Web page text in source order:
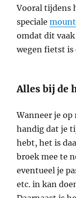
Vooral tijdens
speciale
omdat dit
wegen fietst is
Alles bij de
Wanneer je
handig dat je
hebt, het is
broek mee te
eventueel je
etc. in kan